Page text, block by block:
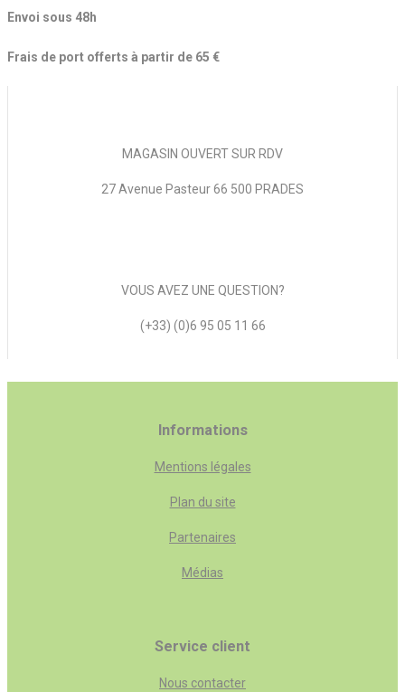
Envoi sous 48h
Frais de port offerts à partir de 65 €
MAGASIN OUVERT SUR RDV
27 Avenue Pasteur 66 500 PRADES
VOUS AVEZ UNE QUESTION?
(+33) (0)6 95 05 11 66
Informations
Mentions légales
Plan du site
Partenaires
Médias
Service client
Nous contacter